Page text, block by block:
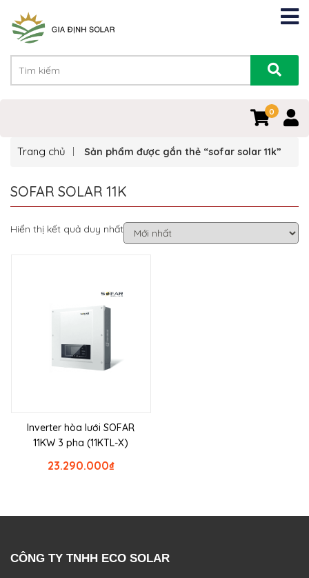
0
Trang chủ Sản phẩm được gắn thẻ “sofar solar 11k”
SOFAR SOLAR 11K
Hiển thị kết quả duy nhất
Inverter hòa lưới SOFAR
11KW 3 pha (11KTL-X)
₫
23.290.000
CÔNG TY TNHH ECO SOLAR